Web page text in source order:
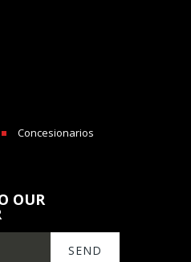
Concesionarios
OUR